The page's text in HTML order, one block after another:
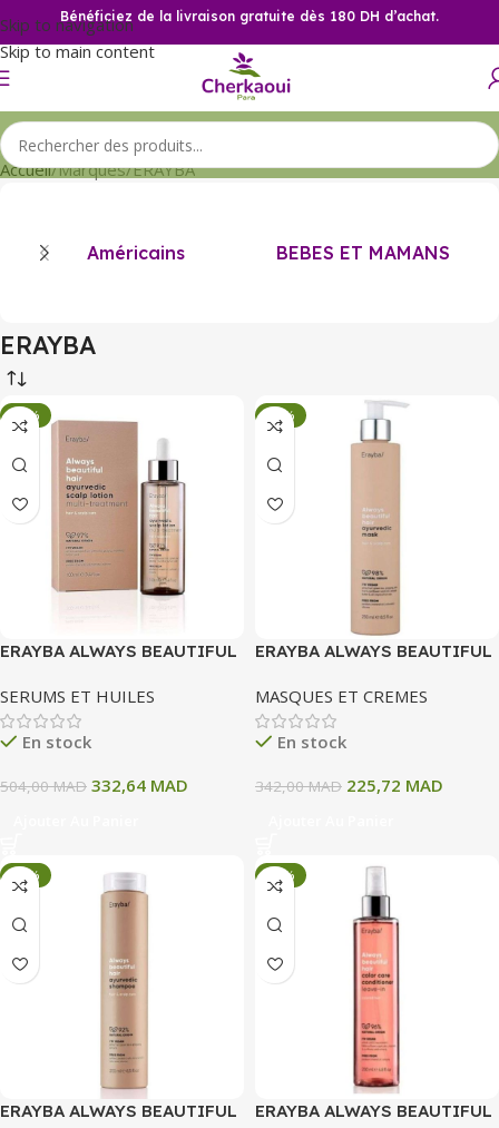
Skip to navigation
Skip to main content
Bénéficiez de la livraison gratuite dès 180 DH d’achat.
Accueil Marques ERAYBA
Américains BEBES ET MAMANS
ERAYBA
-34%
ERAYBA ALWAYS BEAUTIFUL
POUR CUIR CHEVELU MULTI
TRAITEMENT 100ML
SERUMS ET HUILES
En stock
504,00MAD 332,64 MAD
-34%
ERAYBA ALWAYS BEAUTIFUL
250 ML
MASQUES ET CREMES
En stock
342,00MAD 225,72 MAD
-34%
ERAYBA ALWAYS BEAUTIFUL
-34%
ERAYBA ALWAYS BEAUTIFUL